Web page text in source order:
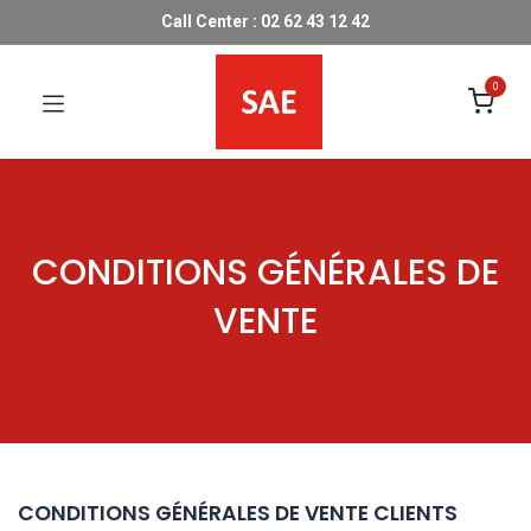
Call Center : 02 62 43 12 42
0
CONDITIONS GÉNÉRALES DE
VENTE
CONDITIONS GÉNÉRALES DE VENTE CLIENTS